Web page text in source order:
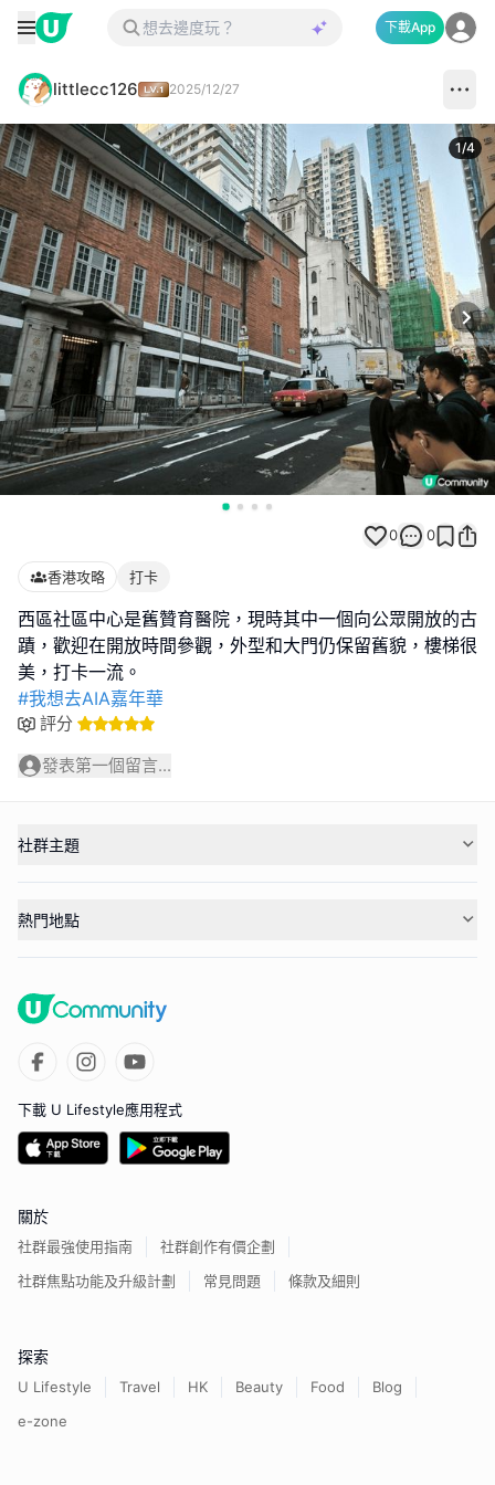
下載App
littlecc126 2025/12/27
1/4
0 0
香港攻略 打卡
西區社區中心是舊贊育醫院，現時其中一個向公眾開放的古
蹟，歡迎在開放時間參觀，外型和大門仍保留舊貌，樓梯很
#我想去AIA嘉年華
評分
發表第一個留言...
社群主題
熱門地點
下載 U Lifestyle應用程式
關於
社群最強使用指南
社群創作有價企劃
社群焦點功能及升級計劃
常見問題 條款及細則
探索
U Lifestyle Travel HK Beauty Food
Blog
e-zone